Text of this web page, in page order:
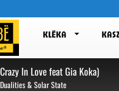
KLËKA
Crazy In Love feat Gia Koka)
Dualities & Solar State